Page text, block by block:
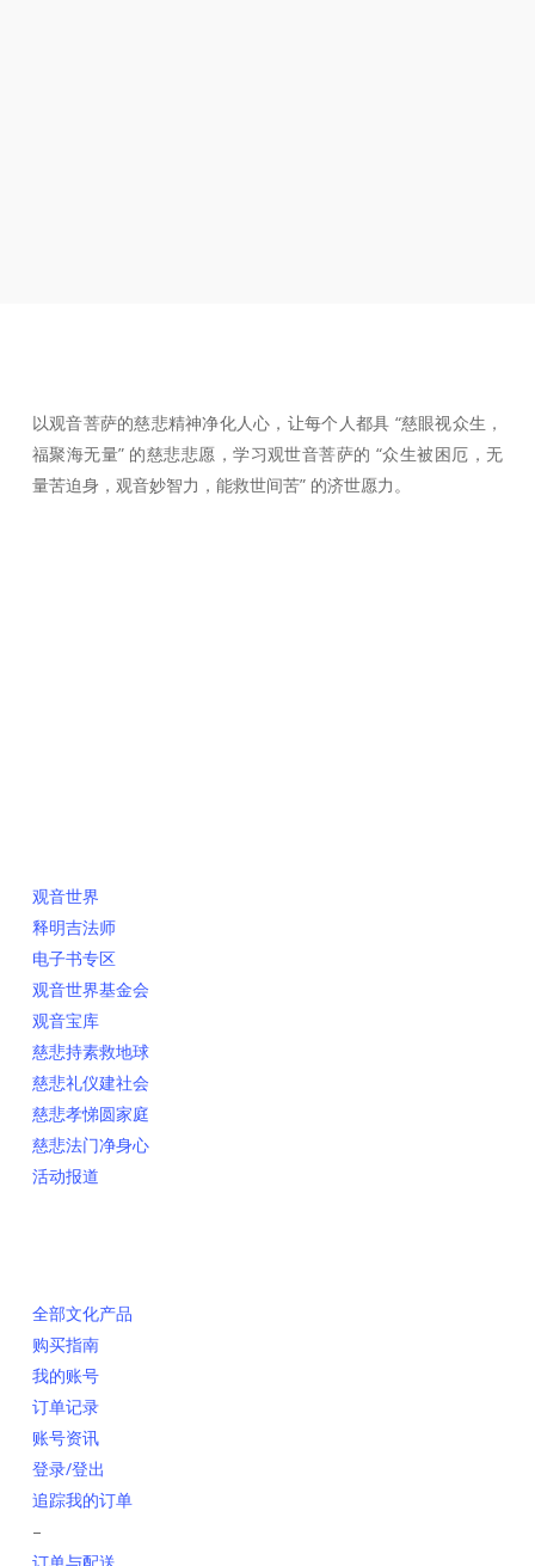
以观音菩萨的慈悲精神净化人心，让每个人都具 “慈眼视众生，
福聚海无量” 的慈悲悲愿，学习观世音菩萨的 “众生被困厄，无
量苦迫身，观音妙智力，能救世间苦” 的济世愿力。
观音世界
释明吉法师
电子书专区
观音世界基金会
观音宝库
慈悲持素救地球
慈悲礼仪建社会
慈悲孝悌圆家庭
慈悲法门净身心
活动报道
全部文化产品
购买指南
我的账号
订单记录
账号资讯
登录/登出
追踪我的订单
–